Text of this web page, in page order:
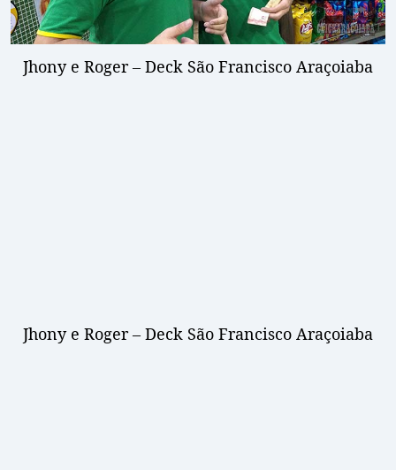
Jhony e Roger – Deck São Francisco Araçoiaba
Jhony e Roger – Deck São Francisco Araçoiaba